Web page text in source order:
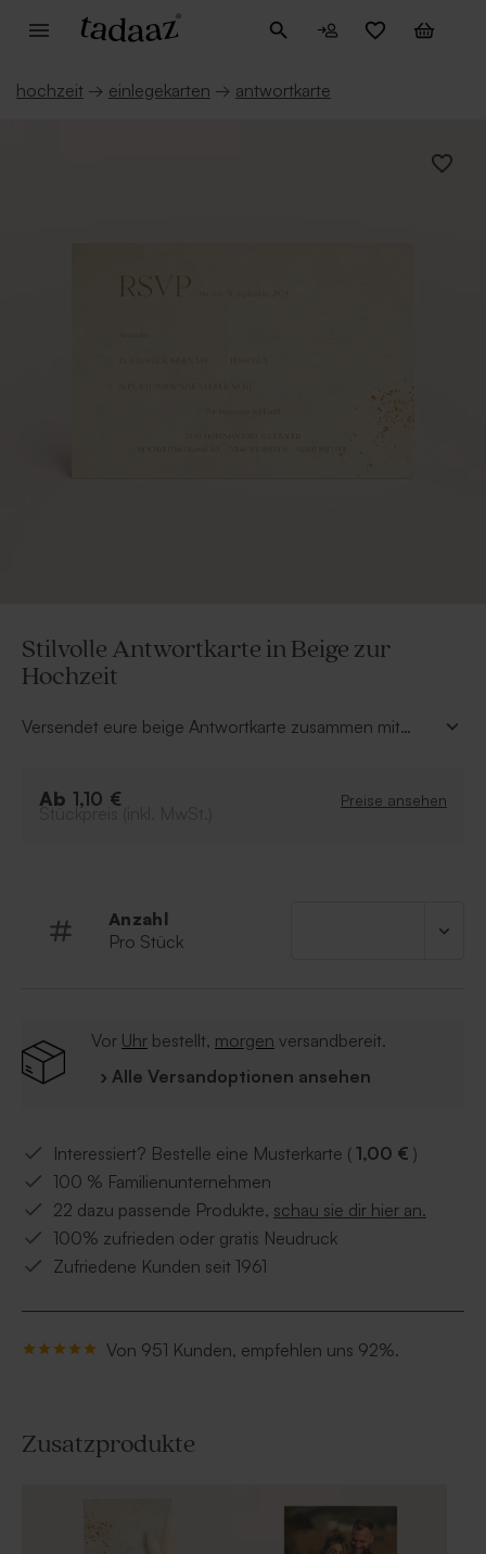
hochzeit → einlegekarten → antwortkarte
Stilvolle Antwortkarte in Beige zur
Hochzeit
Versendet eure beige Antwortkarte zusammen mit
Kombiniert sie mit der passenden Hochzeitskarte, um
Ab 1,10 € Preise ansehen
Anzahl
Pro Stück
Vor Uhr bestellt, morgen versandbereit.
› Alle Versandoptionen ansehen
Interessiert? Bestelle eine Musterkarte ( 1,00 € )
100 % Familienunternehmen
22 dazu passende Produkte, schau sie dir hier an.
100% zufrieden oder gratis Neudruck
Zufriedene Kunden seit 1961
Von 951 Kunden, empfehlen uns 92%.
Zusatzprodukte